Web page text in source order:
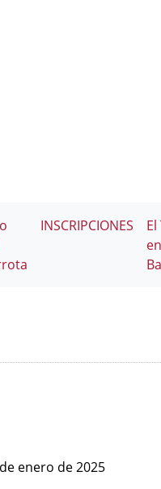
INSCRIPCIONES
en
enero de 2025